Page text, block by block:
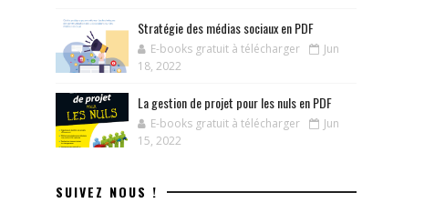
Stratégie des médias sociaux en PDF
E-books gratuit à télécharger
Jun
18, 2022
La gestion de projet pour les nuls en PDF
E-books gratuit à télécharger
Jun
15, 2022
SUIVEZ NOUS !